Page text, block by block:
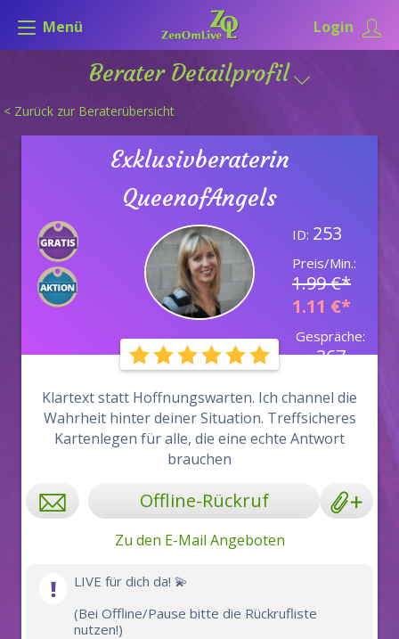
Menü Login
Berater Detailprofil
< Zurück zur Beraterübersicht
Exklusivberaterin
QueenofAngels
ID: 253
Preis/Min.:
1.99 €*
1.11 €*
Gespräche:
367
Klartext statt Hoffnungswarten. Ich channel die
Wahrheit hinter deiner Situation. Treffsicheres
Kartenlegen für alle, die eine echte Antwort
brauchen
Offline-Rückruf
Zu den E-Mail Angeboten
LIVE für dich da! 💫
(Bei Offline/Pause bitte die Rückrufliste
nutzen!)